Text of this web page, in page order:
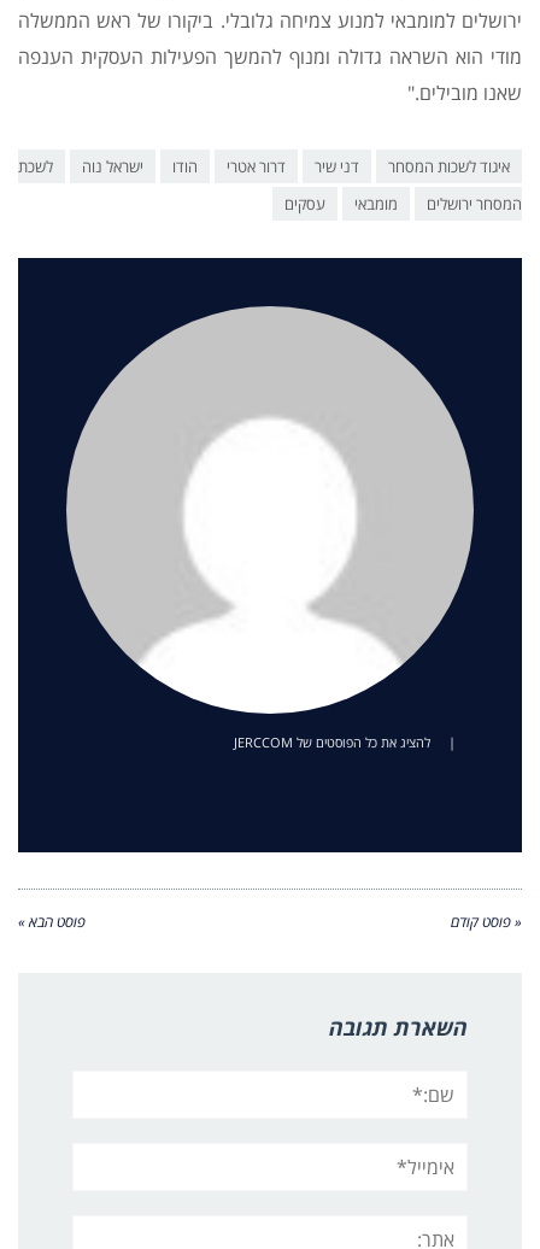
ירושלים למומבאי למנוע צמיחה גלובלי. ביקורו של ראש הממשלה
מודי הוא השראה גדולה ומנוף להמשך הפעילות העסקית הענפה
שאנו מובילים."
איגוד לשכות המסחר דני שיר דרור אטרי הודו ישראל נוה
לשכת
המסחר ירושלים
מומבאי עסקים
| להציג את כל הפוסטים של JERCCOM
« פוסט קודם פוסט הבא »
השארת תגובה